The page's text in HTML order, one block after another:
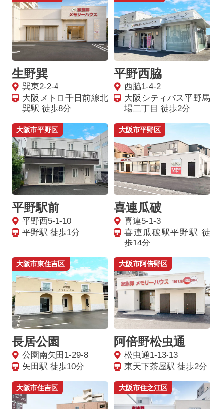
生野巽
巽東2-2-4
大阪メトロ千日前線北
巽駅 徒歩8分
平野西脇
西脇1-4-2
大阪シティバス平野馬
場二丁目 徒歩2分
大阪市平野区
平野駅前
平野西5-1-10
平野駅 徒歩1分
大阪市平野区
喜連瓜破
喜連5-1-3
喜連瓜破駅平野駅 徒
歩14分
大阪市東住吉区
長居公園
公園南矢田1-29-8
矢田駅 徒歩10分
大阪市阿倍野区
阿倍野松虫通
松虫通1-13-13
東天下茶屋駅 徒歩2分
大阪市住吉区 大阪市住之江区